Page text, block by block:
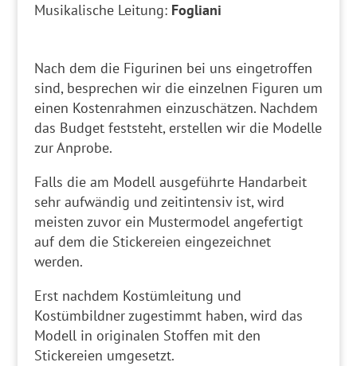
Musikalische Leitung: Fogliani
Nach dem die Figurinen bei uns eingetroffen
sind, besprechen wir die einzelnen Figuren um
einen Kostenrahmen einzuschätzen. Nachdem
das Budget feststeht, erstellen wir die Modelle
zur Anprobe.
Falls die am Modell ausgeführte Handarbeit
sehr aufwändig und zeitintensiv ist, wird
meisten zuvor ein Mustermodel angefertigt
auf dem die Stickereien eingezeichnet
werden.
Erst nachdem Kostümleitung und
Kostümbildner zugestimmt haben, wird das
Modell in originalen Stoffen mit den
Stickereien umgesetzt.